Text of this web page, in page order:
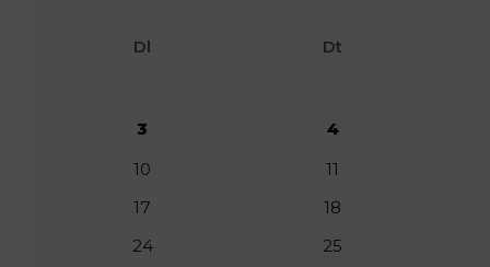
Dl Dt
3
4
10
11
17
18
24
25